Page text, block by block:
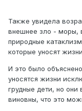
Также увидела
внешнее зло - моры,
природные
которые уносят
И это было
уносятся жизни
грудные дети, но
виновны, что это